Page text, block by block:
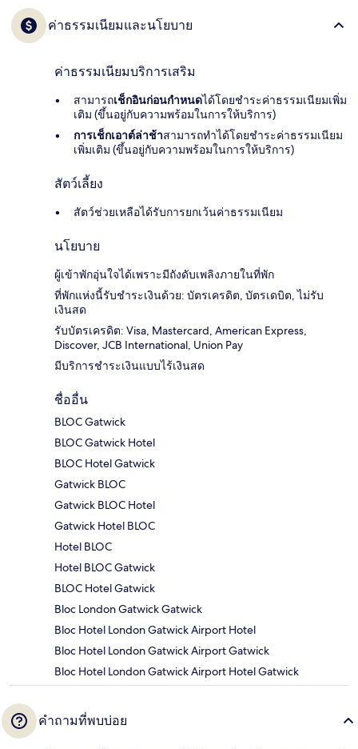
ค่าธรรมเนียมและนโยบาย
ค่าธรรมเนียมบริการเสริม
สามารถเช็กอินก่อนกำหนดได้โดยชำระค่าธรรมเนียมเพิ่ม
เติม (ขึ้นอยู่กับความพร้อมในการให้บริการ)
การเช็กเอาต์ล่าช้าสามารถทำได้โดยชำระค่าธรรมเนียม
เพิ่มเติม (ขึ้นอยู่กับความพร้อมในการให้บริการ)
สัตว์เลี้ยง
สัตว์ช่วยเหลือได้รับการยกเว้นค่าธรรมเนียม
นโยบาย
ผู้เข้าพักอุ่นใจได้เพราะมีถังดับเพลิงภายในที่พัก
ที่พักแห่งนี้รับชำระเงินด้วย: บัตรเครดิต, บัตรเดบิต, ไม่รับ
เงินสด
รับบัตรเครดิต: Visa, Mastercard, American Express,
Discover, JCB International, Union Pay
มีบริการชำระเงินแบบไร้เงินสด
ชื่ออื่น
BLOC Gatwick
BLOC Gatwick Hotel
BLOC Hotel Gatwick
Gatwick BLOC
Gatwick BLOC Hotel
Gatwick Hotel BLOC
Hotel BLOC
Hotel BLOC Gatwick
BLOC Hotel Gatwick
Bloc London Gatwick Gatwick
Bloc Hotel London Gatwick Airport Hotel
Bloc Hotel London Gatwick Airport Gatwick
Bloc Hotel London Gatwick Airport Hotel Gatwick
คำถามที่พบบ่อย